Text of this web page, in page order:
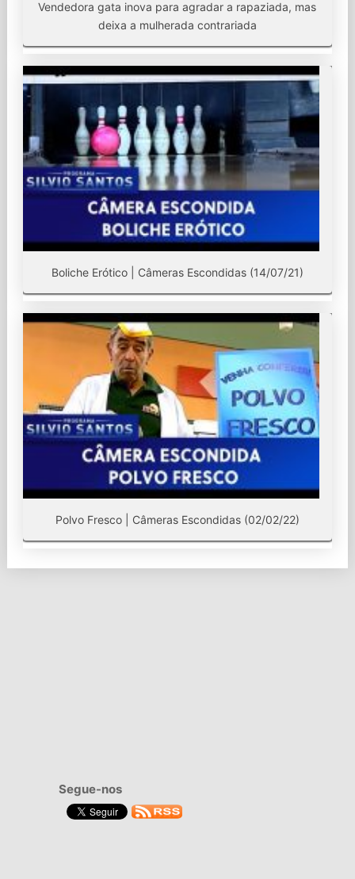
Vendedora gata inova para agradar a rapaziada, mas
deixa a mulherada contrariada
Boliche Erótico | Câmeras Escondidas (14/07/21)
Polvo Fresco | Câmeras Escondidas (02/02/22)
Segue-nos